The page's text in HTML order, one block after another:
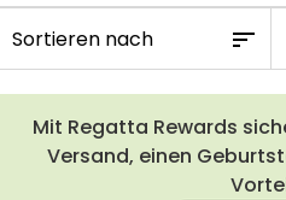
Mit Regatta Rewards
Versand, einen